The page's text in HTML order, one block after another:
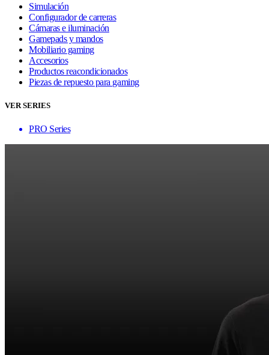
Simulación
Configurador de carreras
Cámaras e iluminación
Gamepads y mandos
Mobiliario gaming
Accesorios
Productos reacondicionados
Piezas de repuesto para gaming
VER SERIES
PRO Series